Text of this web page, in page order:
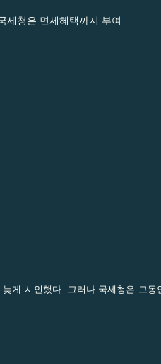
세청은 면세혜택까지 부여
게 시인했다. 그러나 국세청은 그동